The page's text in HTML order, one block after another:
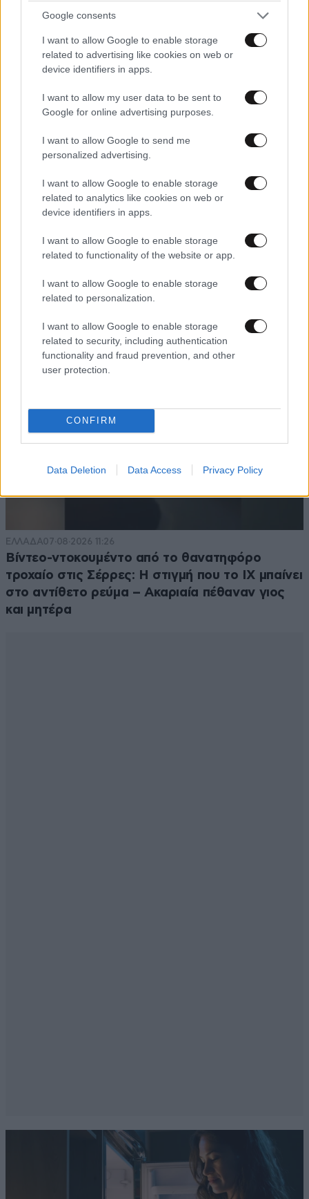
Google consents
I want to allow Google to enable storage
related to advertising like cookies on web or
device identifiers in apps.
I want to allow my user data to be sent to
Google for online advertising purposes.
I want to allow Google to send me
personalized advertising.
I want to allow Google to enable storage
related to analytics like cookies on web or
device identifiers in apps.
I want to allow Google to enable storage
related to functionality of the website or app.
I want to allow Google to enable storage
related to personalization.
I want to allow Google to enable storage
related to security, including authentication
functionality and fraud prevention, and other
user protection.
CONFIRM
Data Deletion Data Access Privacy Policy
Απαντήστε
ΕΛΛΑΔΑ07·08·2026 11:26
Βίντεο-ντοκουμέντο από το θανατηφόρο
τροχαίο στις Σέρρες: Η στιγμή που το ΙΧ μπαίνει
στο αντίθετο ρεύμα – Ακαριαία πέθαναν γιος
και μητέρα